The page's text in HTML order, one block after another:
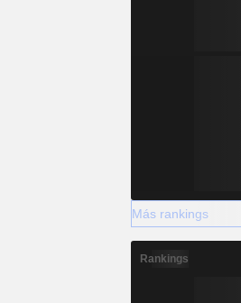
Más rankings
Rankings